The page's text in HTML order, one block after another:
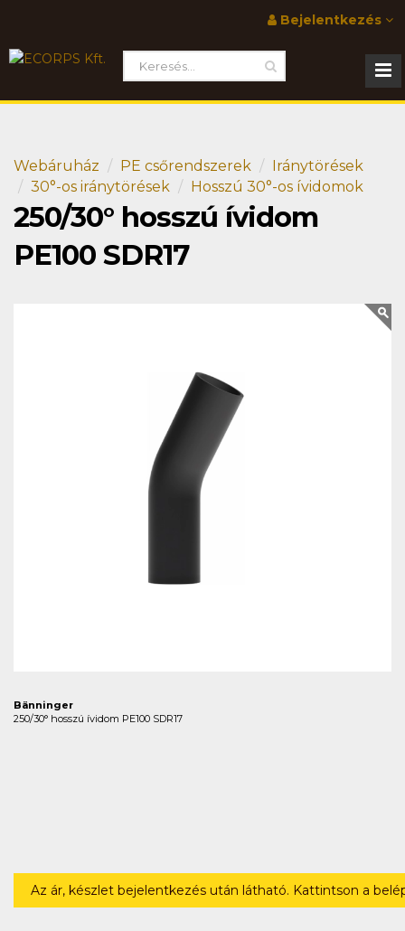
Bejelentkezés
Webáruház PE csőrendszerek
Iránytörések
30°-os iránytörések
Hosszú 30°-os ívidomok
250/30° hosszú ívidom
PE100 SDR17
Bänninger
250/30° hosszú ívidom PE100 SDR17
Az ár, készlet bejelentkezés után látható. Kattintson a